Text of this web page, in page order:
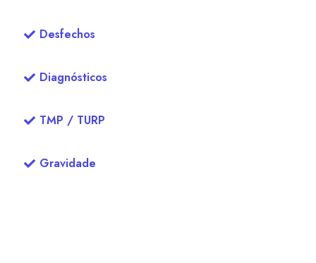
Desfechos
Diagnósticos
TMP / TURP
Gravidade